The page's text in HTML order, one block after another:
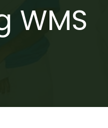
WMS